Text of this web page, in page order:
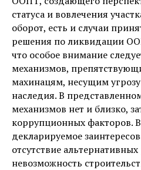
статуса и вовлечения
оборот, есть и случаи
решения по ликвидации
что особое внимание
механизмов,
махинацям, несущим
наследия. В
механизмов нет и близко,
коррупционных факторов.
декларируемое
отсутствие
невозможность